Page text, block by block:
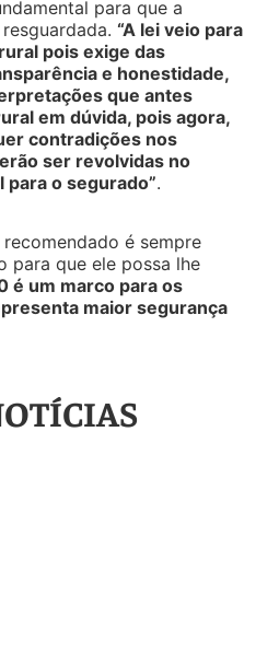
para que a
“A lei veio para
pois exige das
e honestidade,
que antes
em dúvida, pois agora,
contradições nos
ser revolvidas no
o segurado”.
é sempre
para que ele possa lhe
é um marco para os
maior segurança